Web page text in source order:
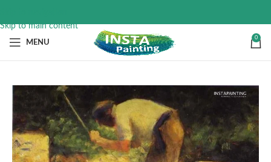
Skip to main content
MENU
0